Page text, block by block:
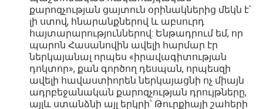
քարոզչության ցայտուն օրինակներից մեկն է՝
լի ստով, հնարանքներով և աբսուրդ
հայտարարություններով: Ենթադրում եմ, որ
պարոն Հասանովին ավելի հարմար էր
ներկայանալ որպես «իրավագիտության
դոկտոր», քան գործող դեսպան, որպեսզի
ավելի հավաստիորեն ներկայացնի ոչ միայն
ադրբեջանական քարոզչության դրույթները,
այլև ստանձնի այլ երկրի՝ Թուրքիայի շահերի